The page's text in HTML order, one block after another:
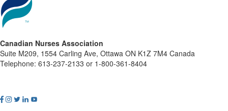
Canadian Nurses Association
Suite M209, 1554 Carling Ave, Ottawa ON K1Z 7M4 Canada
Telephone: 613-237-2133 or 1-800-361-8404